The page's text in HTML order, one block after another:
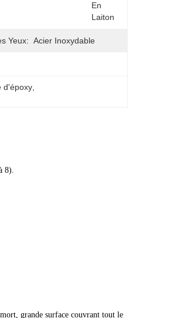
En
Laiton
Yeux: Acier Inoxydable
d'époxy
8).
grande surface couvrant tout le